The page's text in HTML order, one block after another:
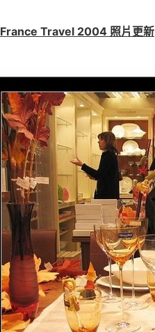
France Travel 2004 照片更新